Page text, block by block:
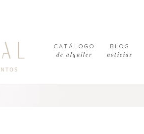
CATÁLOGO
de alquiler
BLOG
noticias